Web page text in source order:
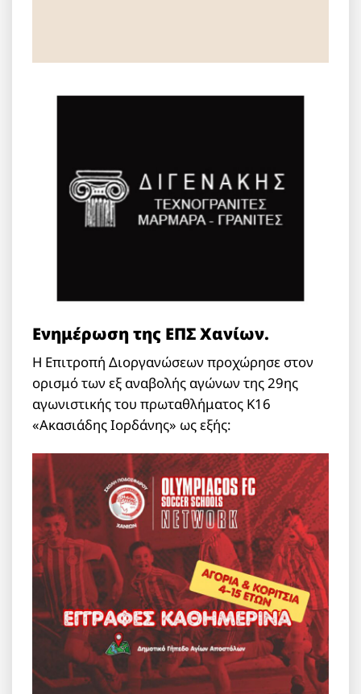
Ενημέρωση της ΕΠΣ Χανίων.
Η Επιτροπή Διοργανώσεων προχώρησε στον
ορισμό των εξ αναβολής αγώνων της 29ης
αγωνιστικής του πρωταθλήματος Κ16
«Ακασιάδης Ιορδάνης» ως εξής: